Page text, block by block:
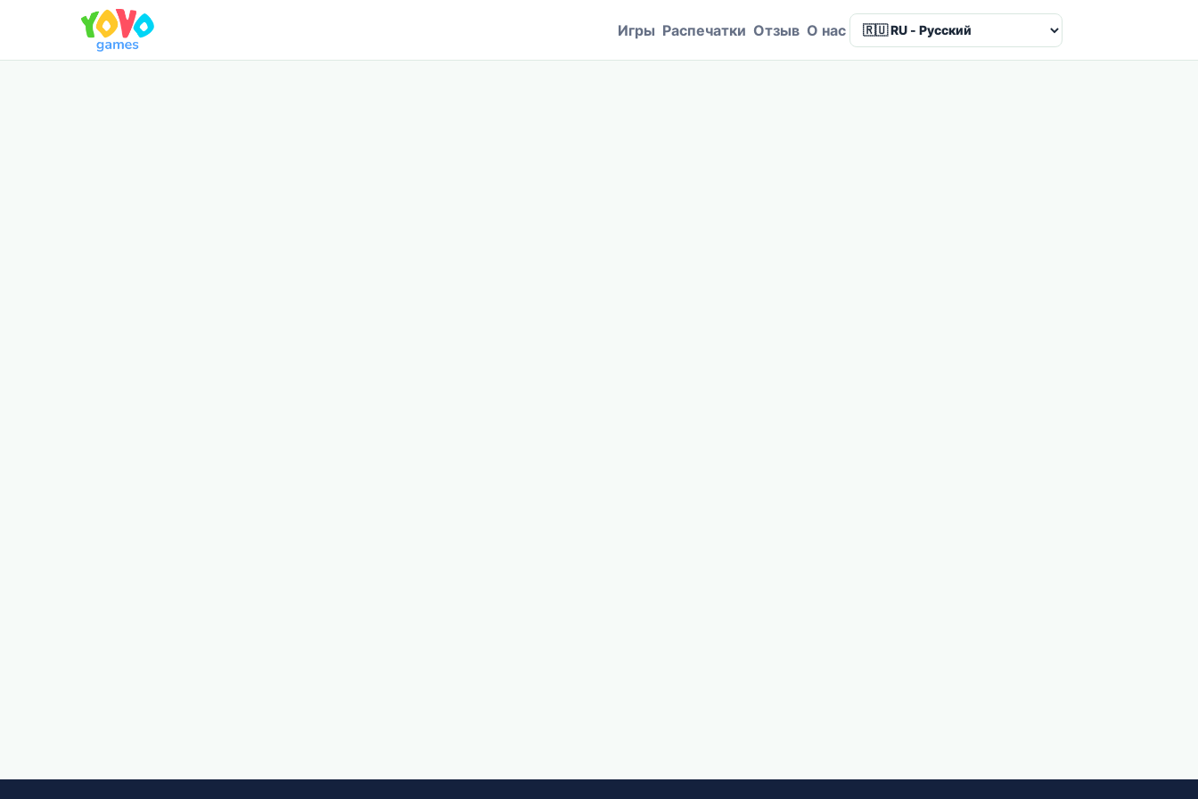
Игры Распечатки Отзыв О нас